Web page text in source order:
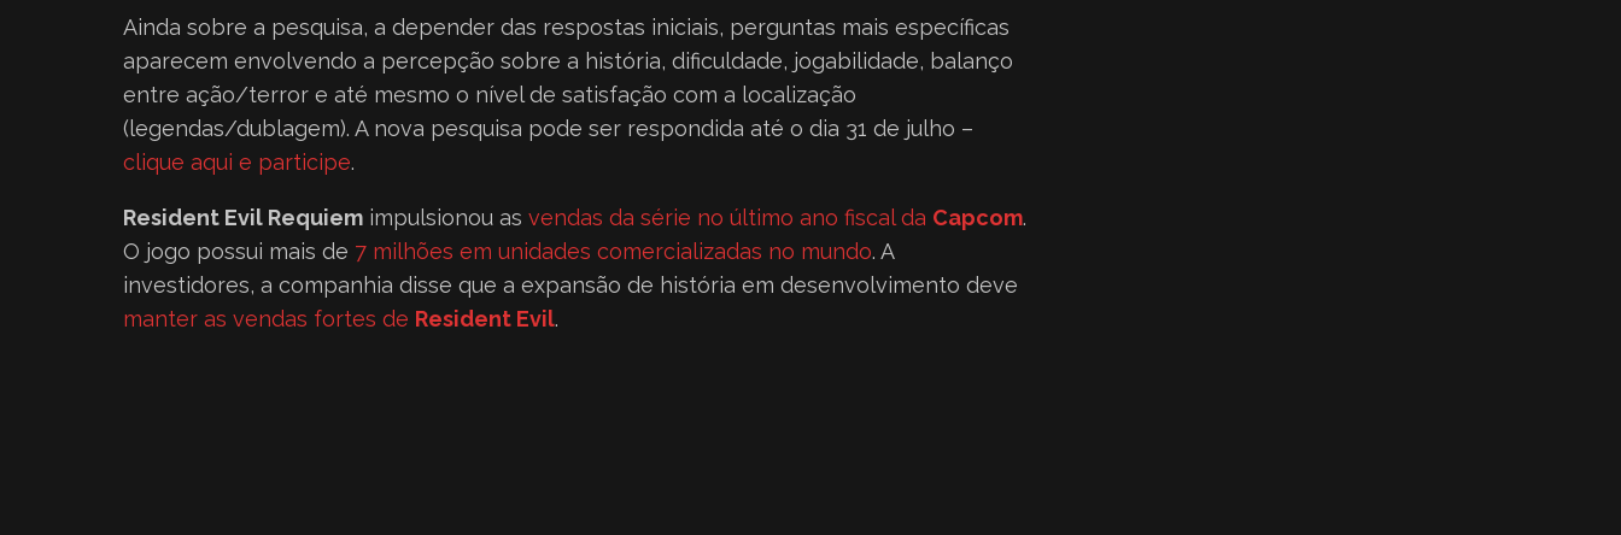
Ainda sobre a pesquisa, a depender das respostas iniciais, perguntas mais específicas
aparecem envolvendo a percepção sobre a história, dificuldade, jogabilidade, balanço
entre ação/terror e até mesmo o nível de satisfação com a localização
(legendas/dublagem). A nova pesquisa pode ser respondida até o dia 31 de julho –
clique aqui e participe.
Resident Evil Requiem impulsionou as vendas da série no último ano fiscal da Capcom.
O jogo possui mais de 7 milhões em unidades comercializadas no mundo. A
investidores, a companhia disse que a expansão de história em desenvolvimento deve
manter as vendas fortes de Resident Evil.